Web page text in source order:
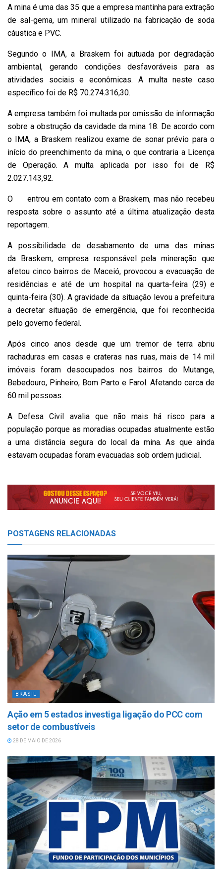
A mina é uma das 35 que a empresa mantinha para extração
de sal-gema, um mineral utilizado na fabricação de soda
cáustica e PVC.
Segundo o IMA, a Braskem foi autuada por degradação
ambiental, gerando condições desfavoráveis para as
atividades sociais e econômicas. A multa neste caso
específico foi de R$ 70.274.316,30.
A empresa também foi multada por omissão de informação
sobre a obstrução da cavidade da mina 18. De acordo com
o IMA, a Braskem realizou exame de sonar prévio para o
início do preenchimento da mina, o que contraria a Licença
de Operação. A multa aplicada por isso foi de R$
2.027.143,92.
O g1entrou em contato com a Braskem, mas não recebeu
resposta sobre o assunto até a última atualização desta
reportagem.
A possibilidade de desabamento de uma das minas
da Braskem, empresa responsável pela mineração que
afetou cinco bairros de Maceió, provocou a evacuação de
residências e até de um hospital na quarta-feira (29) e
quinta-feira (30). A gravidade da situação levou a prefeitura
a decretar situação de emergência, que foi reconhecida
pelo governo federal.
Após cinco anos desde que um tremor de terra abriu
rachaduras em casas e crateras nas ruas, mais de 14 mil
imóveis foram desocupados nos bairros do Mutange,
Bebedouro, Pinheiro, Bom Parto e Farol. Afetando cerca de
60 mil pessoas.
A Defesa Civil avalia que não mais há risco para a
população porque as moradias ocupadas atualmente estão
a uma distância segura do local da mina. As que ainda
estavam ocupadas foram evacuadas sob ordem judicial.
POSTAGENS RELACIONADAS
BRASIL
Ação em 5 estados investiga ligação do PCC com
setor de combustíveis
28 DE MAIO DE 2026